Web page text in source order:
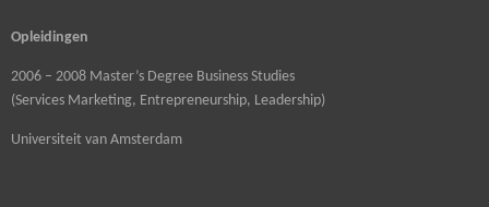
Opleidingen
2006 – 2008 Master’s Degree Business Studies
(Services Marketing, Entrepreneurship, Leadership)
Universiteit van Amsterdam